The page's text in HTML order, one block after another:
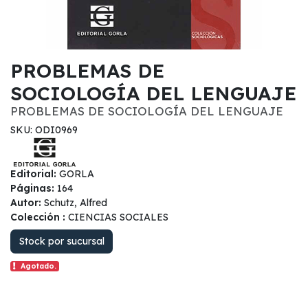
PROBLEMAS DE
SOCIOLOGÍA DEL LENGUAJE
PROBLEMAS DE SOCIOLOGÍA DEL LENGUAJE
SKU: ODI0969
Editorial: GORLA
Páginas: 164
Autor: Schutz, Alfred
Colección : CIENCIAS SOCIALES
Stock por sucursal
Agotado.